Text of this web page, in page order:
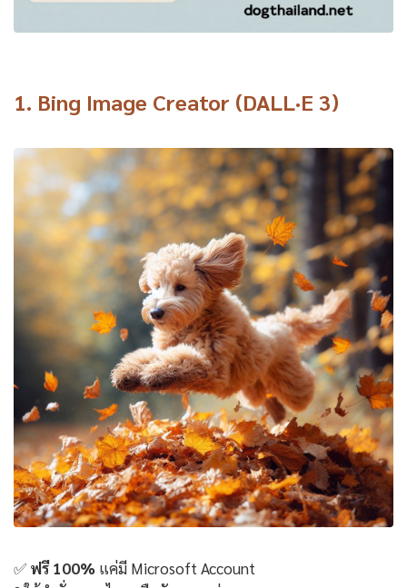
1. Bing Image Creator (DALL·E 3)
✅ ฟรี 100% แค่มี Microsoft Account